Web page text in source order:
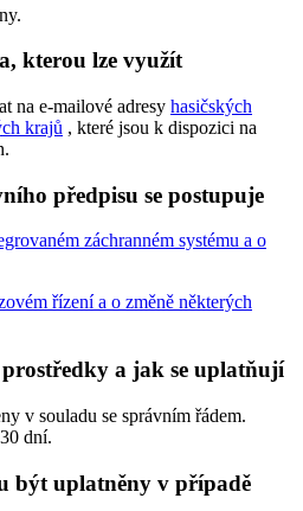
kterou lze využít
na e-mailové adresy hasičských
krajů , které jsou k dispozici na
předpisu se postupuje
záchranném systému a o
řízení a o změně některých
a jak se uplatňují
v souladu se správním řádem.
dní.
být uplatněny v případě